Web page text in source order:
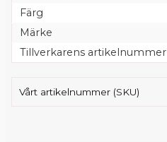
Färg
Märke
Tillverkarens artikelnummer
Vårt artikelnummer (SKU)